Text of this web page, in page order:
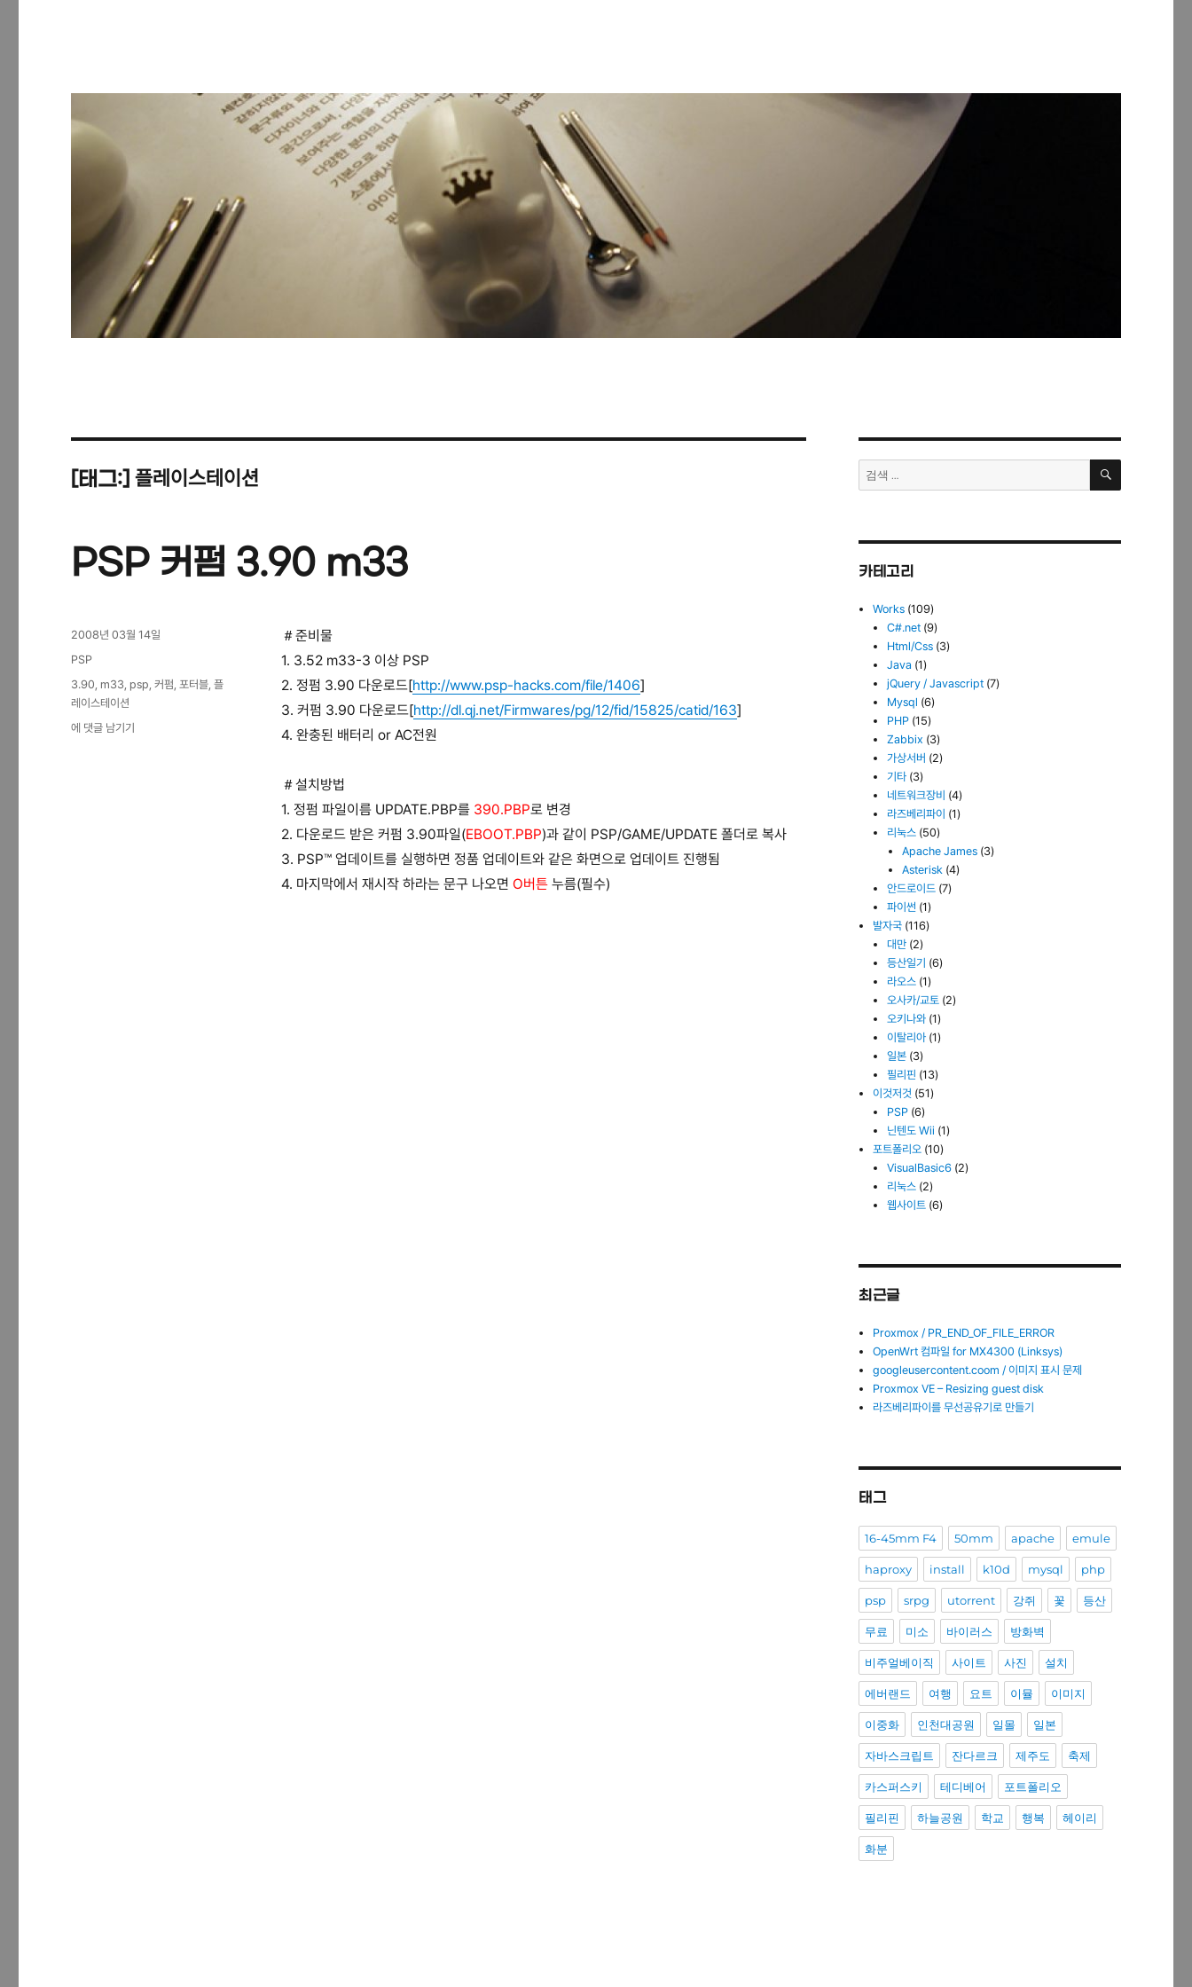
[태그:]플레이스테이션
PSP 커펌 3.90 m33
＃준비물
1. 3.52 m33-3 이상 PSP
2. 정펌 3.90 다운로드[http://www.psp-hacks.com/file/1406]
3. 커펌 3.90 다운로드[http://dl.qj.net/Firmwares/pg/12/fid/15825/catid/163]
4. 완충된 배터리 or AC전원
＃설치방법
1. 정펌 파일이름 UPDATE.PBP를 390.PBP로 변경
2. 다운로드 받은 커펌 3.90파일(EBOOT.PBP)과 같이 PSP/GAME/UPDATE 폴더로 복사
3. PSP™ 업데이트를 실행하면 정품 업데이트와 같은 화면으로 업데이트 진행됨
4. 마지막에서 재시작 하라는 문구 나오면 O버튼누름(필수)
작
성
자
2008년 03월 14일
카
테
고
PSP
태
그
3.90, m33, psp,커펌,포터블,플
레이스테이션
PSP
에 댓글 남기기
검
색:
검
카테고리
Works (109)
C#.net (9)
Html/Css (3)
Java (1)
jQuery / Javascript (7)
Mysql (6)
PHP (15)
Zabbix (3)
가상서버 (2)
기타 (3)
네트워크장비 (4)
라즈베리파이 (1)
리눅스 (50)
Apache James(3)
Asterisk(4)
안드로이드 (7)
파이썬 (1)
발자국 (116)
대만 (2)
등산일기 (6)
라오스 (1)
오사카/교토 (2)
오키나와 (1)
이탈리아 (1)
일본 (3)
필리핀 (13)
이것저것 (51)
PSP (6)
닌텐도 Wii (1)
포트폴리오 (10)
VisualBasic6 (2)
리눅스 (2)
웹사이트 (6)
최근글
Proxmox / PR_END_OF_FILE_ERROR
OpenWrt 컴파일 for MX4300 (Linksys)
googleusercontent.coom / 이미지 표시 문제
Proxmox VE – Resizing guest disk
라즈베리파이를 무선공유기로 만들기
태그
16-45mm F4 50mm apache emule
haproxy install k10d mysql php
psp srpg utorrent 강쥐 꽃 등산
무료 미소 바이러스 방화벽
비주얼베이직 사이트 사진 설치
에버랜드 여행 요트 이뮬 이미지
이중화 인천대공원 일몰 일본
자바스크립트 잔다르크 제주도 축제
카스퍼스키 테디베어 포트폴리오
필리핀 하늘공원 학교 행복 헤이리
화분